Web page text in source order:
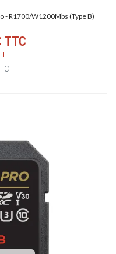
- R1700/W1200Mbs (Type B)
TTC